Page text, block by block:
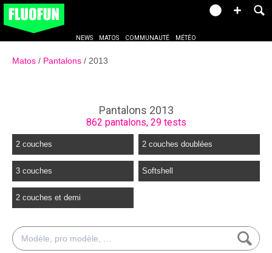
NEWS MATOS COMMUNAUTÉ MÉTÉO
Matos Pantalons 2013
Pantalons 2013
862 pantalons, 29 tests
2 couches 2 couches doublées
3 couches Softshell
2 couches et demi